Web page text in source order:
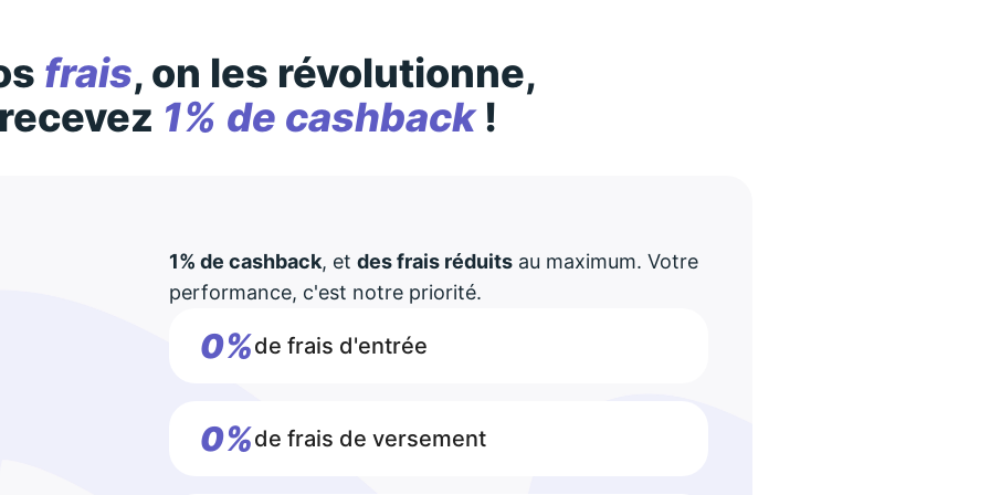
frais, on les révolutionne,
1% de cashback!
1% de cashback, et des frais réduitsau maximum. Votre
performance, c'est notre priorité.
0%de frais d'entrée
0%de frais de versement